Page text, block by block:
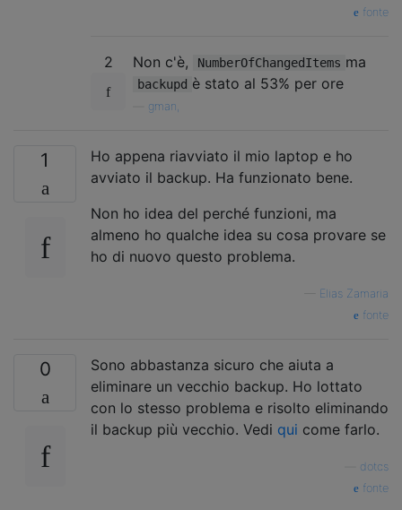
fonte
2 Non c'è, NumberOfChangedItems ma
backupd è stato al 53% per ore
gman,
1
Ho appena riavviato il mio laptop e ho
avviato il backup. Ha funzionato bene.
Non ho idea del perché funzioni, ma
almeno ho qualche idea su cosa provare se
ho di nuovo questo problema.
Elias Zamaria
fonte
0
Sono abbastanza sicuro che aiuta a
eliminare un vecchio backup. Ho lottato
con lo stesso problema e risolto eliminando
il backup più vecchio. Vedi qui come farlo.
dotcs
fonte